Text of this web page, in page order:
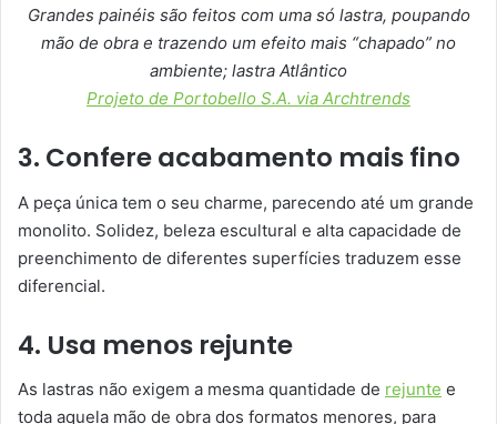
Grandes painéis são feitos com uma só lastra, poupando
mão de obra e trazendo um efeito mais “chapado” no
ambiente; lastra Atlântico
Projeto de Portobello S.A. via Archtrends
3. Confere acabamento mais fino
A peça única tem o seu charme, parecendo até um grande
monolito. Solidez, beleza escultural e alta capacidade de
preenchimento de diferentes superfícies traduzem esse
diferencial.
4. Usa menos rejunte
As lastras não exigem a mesma quantidade de rejunte e
toda aquela mão de obra dos formatos menores, para